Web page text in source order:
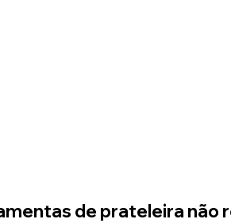
de prateleira não